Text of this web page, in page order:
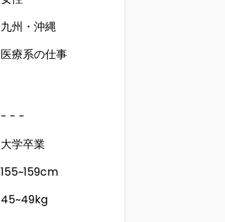
九州・沖縄
医療系の仕事
- - -
大学卒業
155~159cm
45~49kg